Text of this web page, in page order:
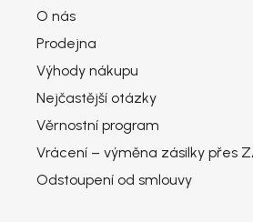
O nás
Prodejna
Výhody nákupu
Nejčastější otázky
Věrnostní program
Vrácení – výměna zásilky přes
Odstoupení od smlouvy